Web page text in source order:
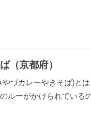
（京都府）
づカレーやきそば)と
ルーがかけられている